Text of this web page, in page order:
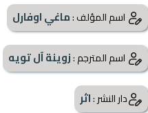
اسم المؤلف :ماغي اوفارل
اسم المترجم :زوينة آل تويه
دار النشر :اثر